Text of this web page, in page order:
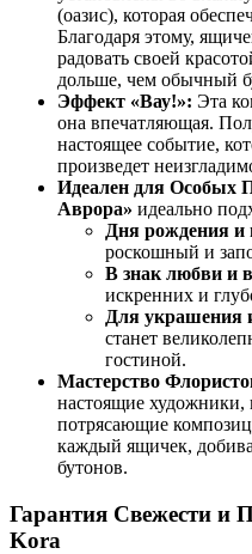
(оазис), которая
Благодаря этому,
радовать своей
дольше, чем обычный
Эффект «Вау!»: Эта
она впечатляющая.
настоящее событие,
произведет
Идеален для Особых
Аврора» идеально
Дня рождения и
роскошный и
В знак любви и
искренних и
Для украшения
станет
гостиной.
Мастерство
настоящие художники,
потрясающие
каждый ящичек,
бутонов.
Гарантия Свежести и
Kora